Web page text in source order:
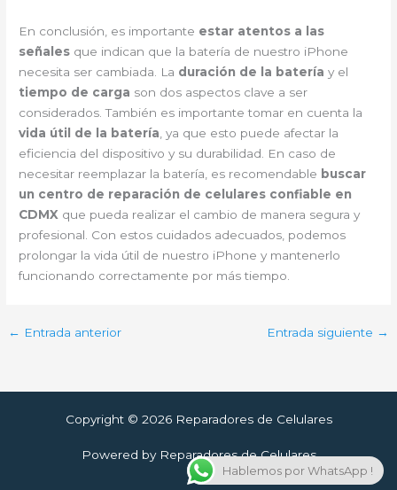
En conclusión, es importante estar atentos a las
señales que indican que la batería de nuestro iPhone
necesita ser cambiada. La duración de la batería y el
tiempo de carga son dos aspectos clave a ser
considerados. También es importante tomar en cuenta la
vida útil de la batería, ya que esto puede afectar la
eficiencia del dispositivo y su durabilidad. En caso de
necesitar reemplazar la batería, es recomendable buscar
un centro de reparación de celulares confiable en
CDMX que pueda realizar el cambio de manera segura y
profesional. Con estos cuidados adecuados, podemos
prolongar la vida útil de nuestro iPhone y mantenerlo
funcionando correctamente por más tiempo.
← Entrada anterior Entrada siguiente →
Copyright © 2026 Reparadores de Celulares
Powered by Reparadores de Celulares
Hablemos por WhatsApp !